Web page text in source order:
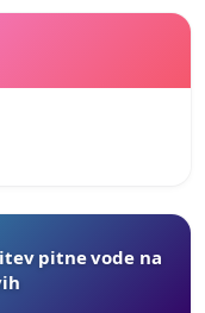
pitne vode na